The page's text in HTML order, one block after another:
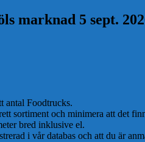
marknad 5 sept.
antal Foodtrucks.
sortiment och minimera att det
bred inklusive el.
i vår databas och att du är